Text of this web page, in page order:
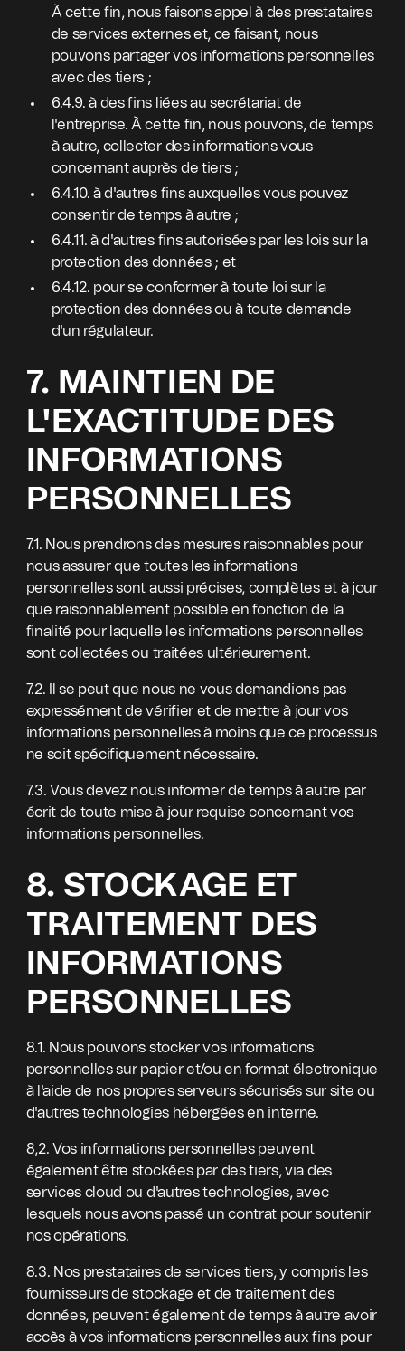
À cette fin, nous faisons appel à des prestataires
de services externes et, ce faisant, nous
pouvons partager vos informations personnelles
avec des tiers ;
6.4.9. à des fins liées au secrétariat de
l'entreprise. À cette fin, nous pouvons, de temps
à autre, collecter des informations vous
concernant auprès de tiers ;
6.4.10. à d'autres fins auxquelles vous pouvez
consentir de temps à autre ;
6.4.11. à d'autres fins autorisées par les lois sur la
protection des données ; et
6.4.12. pour se conformer à toute loi sur la
protection des données ou à toute demande
d'un régulateur.
7. MAINTIEN DE
L'EXACTITUDE DES
INFORMATIONS
PERSONNELLES
7.1. Nous prendrons des mesures raisonnables pour
nous assurer que toutes les informations
personnelles sont aussi précises, complètes et à jour
que raisonnablement possible en fonction de la
finalité pour laquelle les informations personnelles
sont collectées ou traitées ultérieurement.
7.2. Il se peut que nous ne vous demandions pas
expressément de vérifier et de mettre à jour vos
informations personnelles à moins que ce processus
ne soit spécifiquement nécessaire.
7.3. Vous devez nous informer de temps à autre par
écrit de toute mise à jour requise concernant vos
informations personnelles.
8. STOCKAGE ET
TRAITEMENT DES
INFORMATIONS
PERSONNELLES
8.1. Nous pouvons stocker vos informations
personnelles sur papier et/ou en format électronique
à l'aide de nos propres serveurs sécurisés sur site ou
d'autres technologies hébergées en interne.
8,2. Vos informations personnelles peuvent
également être stockées par des tiers, via des
services cloud ou d'autres technologies, avec
lesquels nous avons passé un contrat pour soutenir
nos opérations.
8.3. Nos prestataires de services tiers, y compris les
fournisseurs de stockage et de traitement des
données, peuvent également de temps à autre avoir
accès à vos informations personnelles aux fins pour